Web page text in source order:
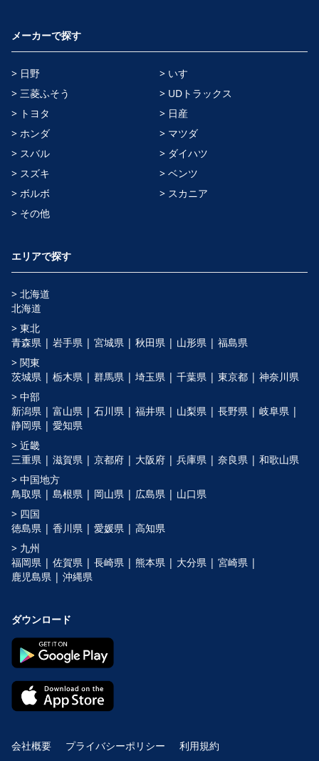
メーカーで探す
> 日野
> いすゞ
> 三菱ふそう
> UDトラックス
> トヨタ
> 日産
> ホンダ
> マツダ
> スバル
> ダイハツ
> スズキ
> ベンツ
> ボルボ
> スカニア
> その他
エリアで探す
> 北海道
北海道
> 東北
青森県 | 岩手県 | 宮城県 | 秋田県 | 山形県 | 福島県
> 関東
茨城県 | 栃木県 | 群馬県 | 埼玉県 | 千葉県 | 東京都 | 神奈川県
> 中部
新潟県 | 富山県 | 石川県 | 福井県 | 山梨県 | 長野県 | 岐阜県 |
静岡県 | 愛知県
> 近畿
三重県 | 滋賀県 | 京都府 | 大阪府 | 兵庫県 | 奈良県 | 和歌山県
> 中国地方
鳥取県 | 島根県 | 岡山県 | 広島県 | 山口県
> 四国
徳島県 | 香川県 | 愛媛県 | 高知県
> 九州
福岡県 | 佐賀県 | 長崎県 | 熊本県 | 大分県 | 宮崎県 |
鹿児島県 | 沖縄県
ダウンロード
会社概要 プライバシーポリシー 利用規約